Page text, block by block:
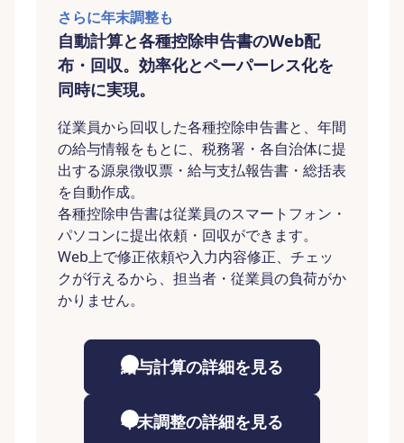
さらに年末調整も
自動計算と各種控除申告書のWeb配
布・回収。効率化とペーパーレス化を
同時に実現。
従業員から回収した各種控除申告書と、年間
の給与情報をもとに、税務署・各自治体に提
出する源泉徴収票・給与支払報告書・総括表
を自動作成。
各種控除申告書は従業員のスマートフォン・
パソコンに提出依頼・回収ができます。
Web上で修正依頼や入力内容修正、チェッ
クが行えるから、担当者・従業員の負荷がか
かりません。
給与計算の詳細を見る
年末調整の詳細を見る